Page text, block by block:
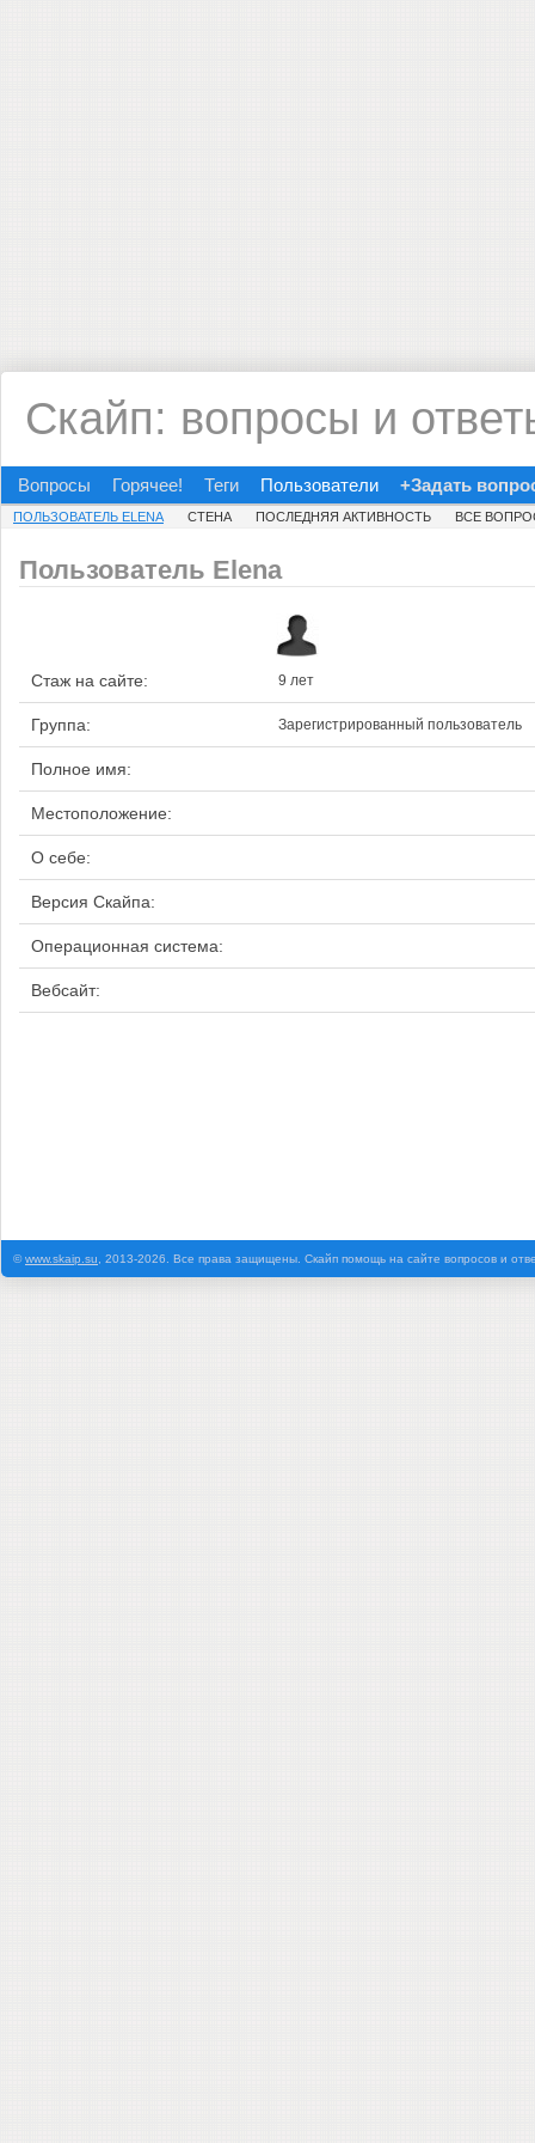
Скайп: вопросы и
Вопросы Горячее! Теги Пользователи +Задать
ПОЛЬЗОВАТЕЛЬ ELENA СТЕНА ПОСЛЕДНЯЯ АКТИВНОСТЬ ВСЕ
Пользователь Elena
Стаж на сайте: 9 лет
Группа: Зарегистрированный пользователь
Полное имя:
Местоположение:
О себе:
Версия Скайпа:
Операционная система:
Вебсайт:
©www.skaip.su , 2013-2026. Все права защищены. Скайп помощь на сайте вопросов и